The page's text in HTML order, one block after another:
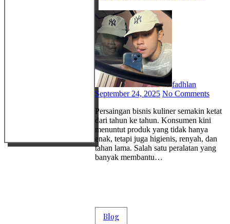
fadhlan
September 24, 2025 No Comments
Persaingan bisnis kuliner semakin ketat
dari tahun ke tahun. Konsumen kini
menuntut produk yang tidak hanya
enak, tetapi juga higienis, renyah, dan
tahan lama. Salah satu peralatan yang
banyak membantu…
Blog